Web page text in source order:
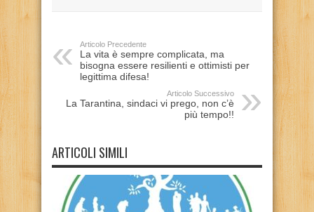
Articolo Precedente
La vita è sempre complicata, ma
bisogna essere resilienti e ottimisti per
legittima difesa!
Articolo Successivo
La Tarantina, sindaci vi prego, non c’è
più tempo!!
ARTICOLI SIMILI